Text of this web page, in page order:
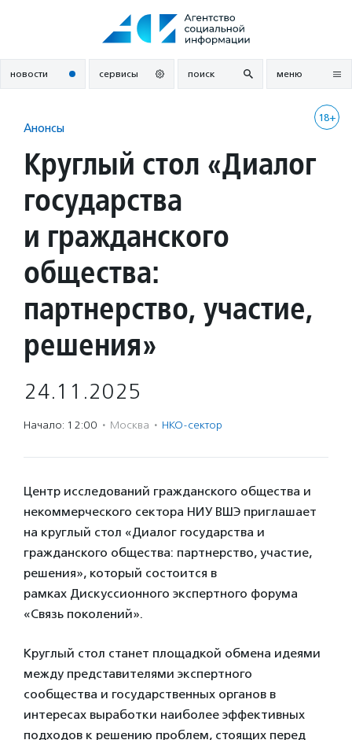
новости сервисы поиск меню
18+
Анонсы
Круглый стол «Диалог
государства
и гражданского
общества:
партнерство, участие,
решения»
24.11.2025
Начало: 12:00 · Москва · НКО-сектор
Центр исследований гражданского общества и
некоммерческого сектора НИУ ВШЭ приглашает
на круглый стол «Диалог государства и
гражданского общества: партнерство, участие,
решения», который состоится в
рамках Дискуссионного экспертного форума
«Связь поколений».
Круглый стол станет площадкой обмена идеями
между представителями экспертного
сообщества и государственных органов в
интересах выработки наиболее эффективных
подходов к решению проблем, стоящих перед